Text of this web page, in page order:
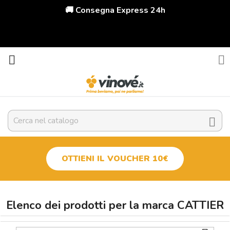
🚚 Consegna Express 24h
 

OTTIENI IL VOUCHER 10€
Elenco dei prodotti per la marca CATTIER